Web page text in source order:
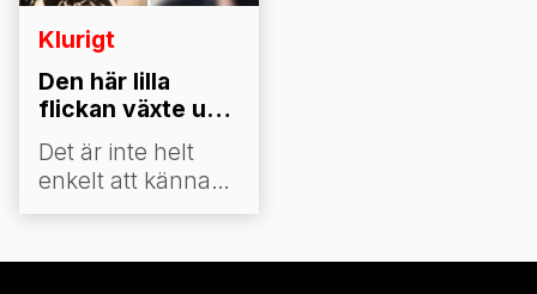
Klurigt
Den här lilla
flickan växte upp
och blev en känd
skådespelerska.
Vet du vem hon
är?
Det är inte helt
enkelt att känna
igen en känd
tittar på en bild